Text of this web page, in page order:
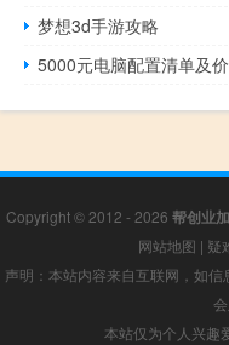
梦想3d手游攻略
5000元电脑配置清单及
Copyright © 2012 - 2026 帮创业
网站地图 | 疑
声明：本站内容来自互联网，如
本站仅为个人兴趣